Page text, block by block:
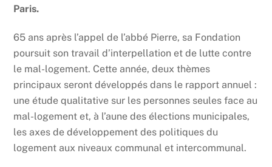
Paris.
65 ans après l’appel de l’abbé Pierre, sa Fondation
poursuit son travail d’interpellation et de lutte contre
le mal-logement. Cette année, deux thèmes
principaux seront développés dans le rapport annuel :
une étude qualitative sur les personnes seules face au
mal-logement et, à l’aune des élections municipales,
les axes de développement des politiques du
logement aux niveaux communal et intercommunal.